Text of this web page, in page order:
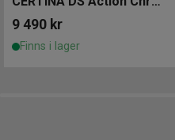
9 490 kr
Finns i lager